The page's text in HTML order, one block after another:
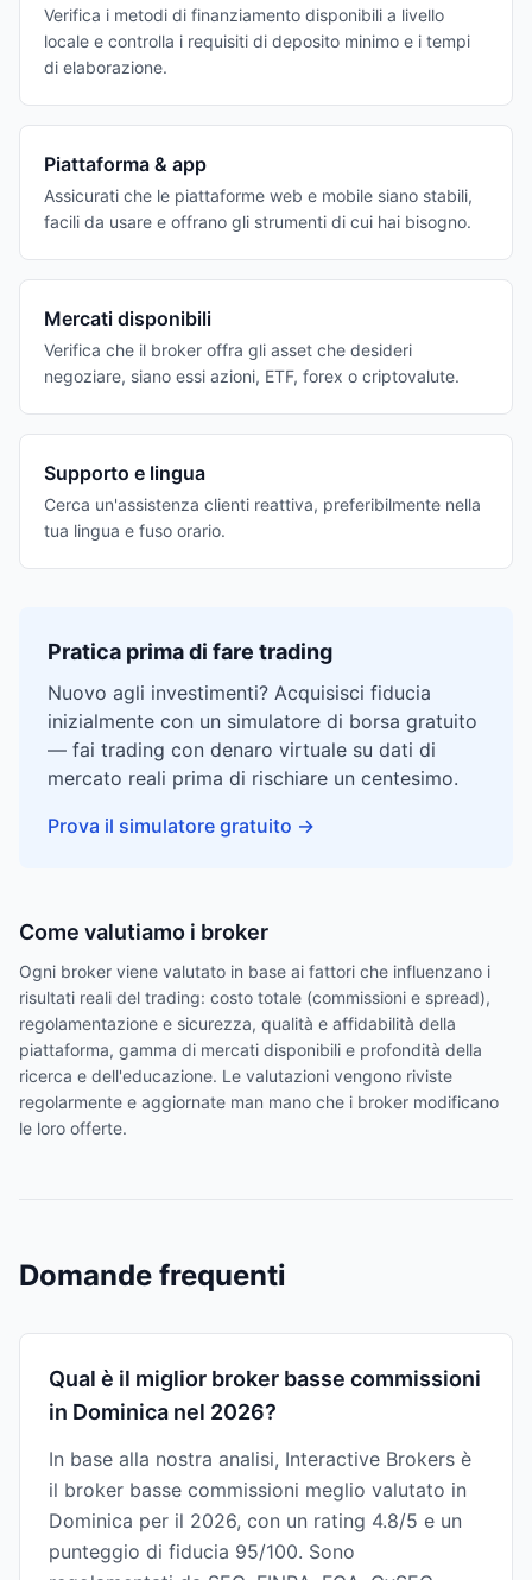
Verifica i metodi di finanziamento disponibili a livello
locale e controlla i requisiti di deposito minimo e i tempi
di elaborazione.
Piattaforma & app
Assicurati che le piattaforme web e mobile siano stabili,
facili da usare e offrano gli strumenti di cui hai bisogno.
Mercati disponibili
Verifica che il broker offra gli asset che desideri
negoziare, siano essi azioni, ETF, forex o criptovalute.
Supporto e lingua
Cerca un'assistenza clienti reattiva, preferibilmente nella
tua lingua e fuso orario.
Pratica prima di fare trading
Nuovo agli investimenti? Acquisisci fiducia
inizialmente con un simulatore di borsa gratuito
— fai trading con denaro virtuale su dati di
mercato reali prima di rischiare un centesimo.
Prova il simulatore gratuito →
Come valutiamo i broker
Ogni broker viene valutato in base ai fattori che influenzano i
risultati reali del trading: costo totale (commissioni e spread),
regolamentazione e sicurezza, qualità e affidabilità della
piattaforma, gamma di mercati disponibili e profondità della
ricerca e dell'educazione. Le valutazioni vengono riviste
regolarmente e aggiornate man mano che i broker modificano
le loro offerte.
Domande frequenti
Qual è il miglior broker basse commissioni
in Dominica nel 2026?
In base alla nostra analisi, Interactive Brokers è
il broker basse commissioni meglio valutato in
Dominica per il 2026, con un rating 4.8/5 e un
punteggio di fiducia 95/100. Sono